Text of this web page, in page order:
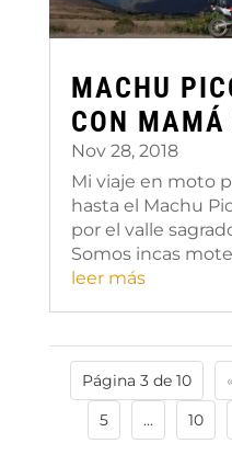
MACHU
CON
Nov 28, 2018
Mi viaje en moto
hasta el Machu
por el valle
Somos incas
leer más
Página 3 de 10 «
5
... 10